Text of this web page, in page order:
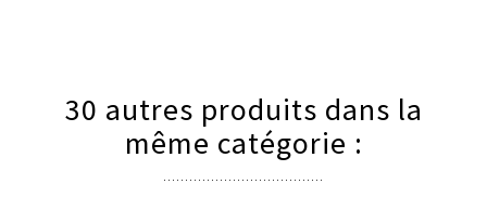
30 autres produits dans la
même catégorie :